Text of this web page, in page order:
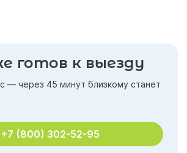
готов к выезду
— через 45 минут близкому станет
+7 (800) 302-52-95